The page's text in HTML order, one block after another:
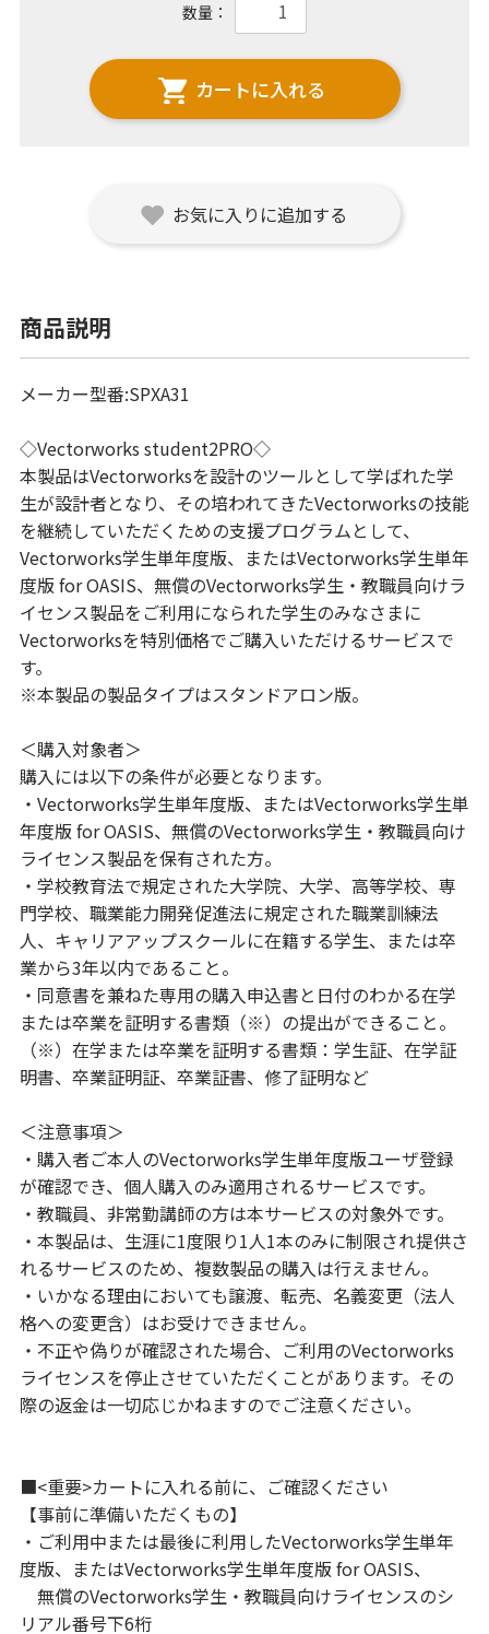
数量：
カートに入れる
お気に入りに追加する
商品説明
メーカー型番:SPXA31
◇Vectorworks student2PRO◇
本製品はVectorworksを設計のツールとして学ばれた学
生が設計者となり、その培われてきたVectorworksの技能
を継続していただくための支援プログラムとして、
Vectorworks学生単年度版、またはVectorworks学生単年
度版 for OASIS、無償のVectorworks学生・教職員向けラ
イセンス製品をご利用になられた学生のみなさまに
Vectorworksを特別価格でご購入いただけるサービスで
す。
※本製品の製品タイプはスタンドアロン版。
＜購入対象者＞
購入には以下の条件が必要となります。
・Vectorworks学生単年度版、またはVectorworks学生単
年度版 for OASIS、無償のVectorworks学生・教職員向け
ライセンス製品を保有された方。
・学校教育法で規定された大学院、大学、高等学校、専
門学校、職業能力開発促進法に規定された職業訓練法
人、キャリアアップスクールに在籍する学生、または卒
業から3年以内であること。
・同意書を兼ねた専用の購入申込書と日付のわかる在学
または卒業を証明する書類（※）の提出ができること。
（※）在学または卒業を証明する書類：学生証、在学証
明書、卒業証明証、卒業証書、修了証明など
＜注意事項＞
・購入者ご本人のVectorworks学生単年度版ユーザ登録
が確認でき、個人購入のみ適用されるサービスです。
・教職員、非常勤講師の方は本サービスの対象外です。
・本製品は、生涯に1度限り1人1本のみに制限され提供さ
れるサービスのため、複数製品の購入は行えません。
・いかなる理由においても譲渡、転売、名義変更（法人
格への変更含）はお受けできません。
・不正や偽りが確認された場合、ご利用のVectorworks
ライセンスを停止させていただくことがあります。その
際の返金は一切応じかねますのでご注意ください。
■<重要>カートに入れる前に、ご確認ください
【事前に準備いただくもの】
・ご利用中または最後に利用したVectorworks学生単年
度版、またはVectorworks学生単年度版 for OASIS、
無償のVectorworks学生・教職員向けライセンスのシ
リアル番号下6桁